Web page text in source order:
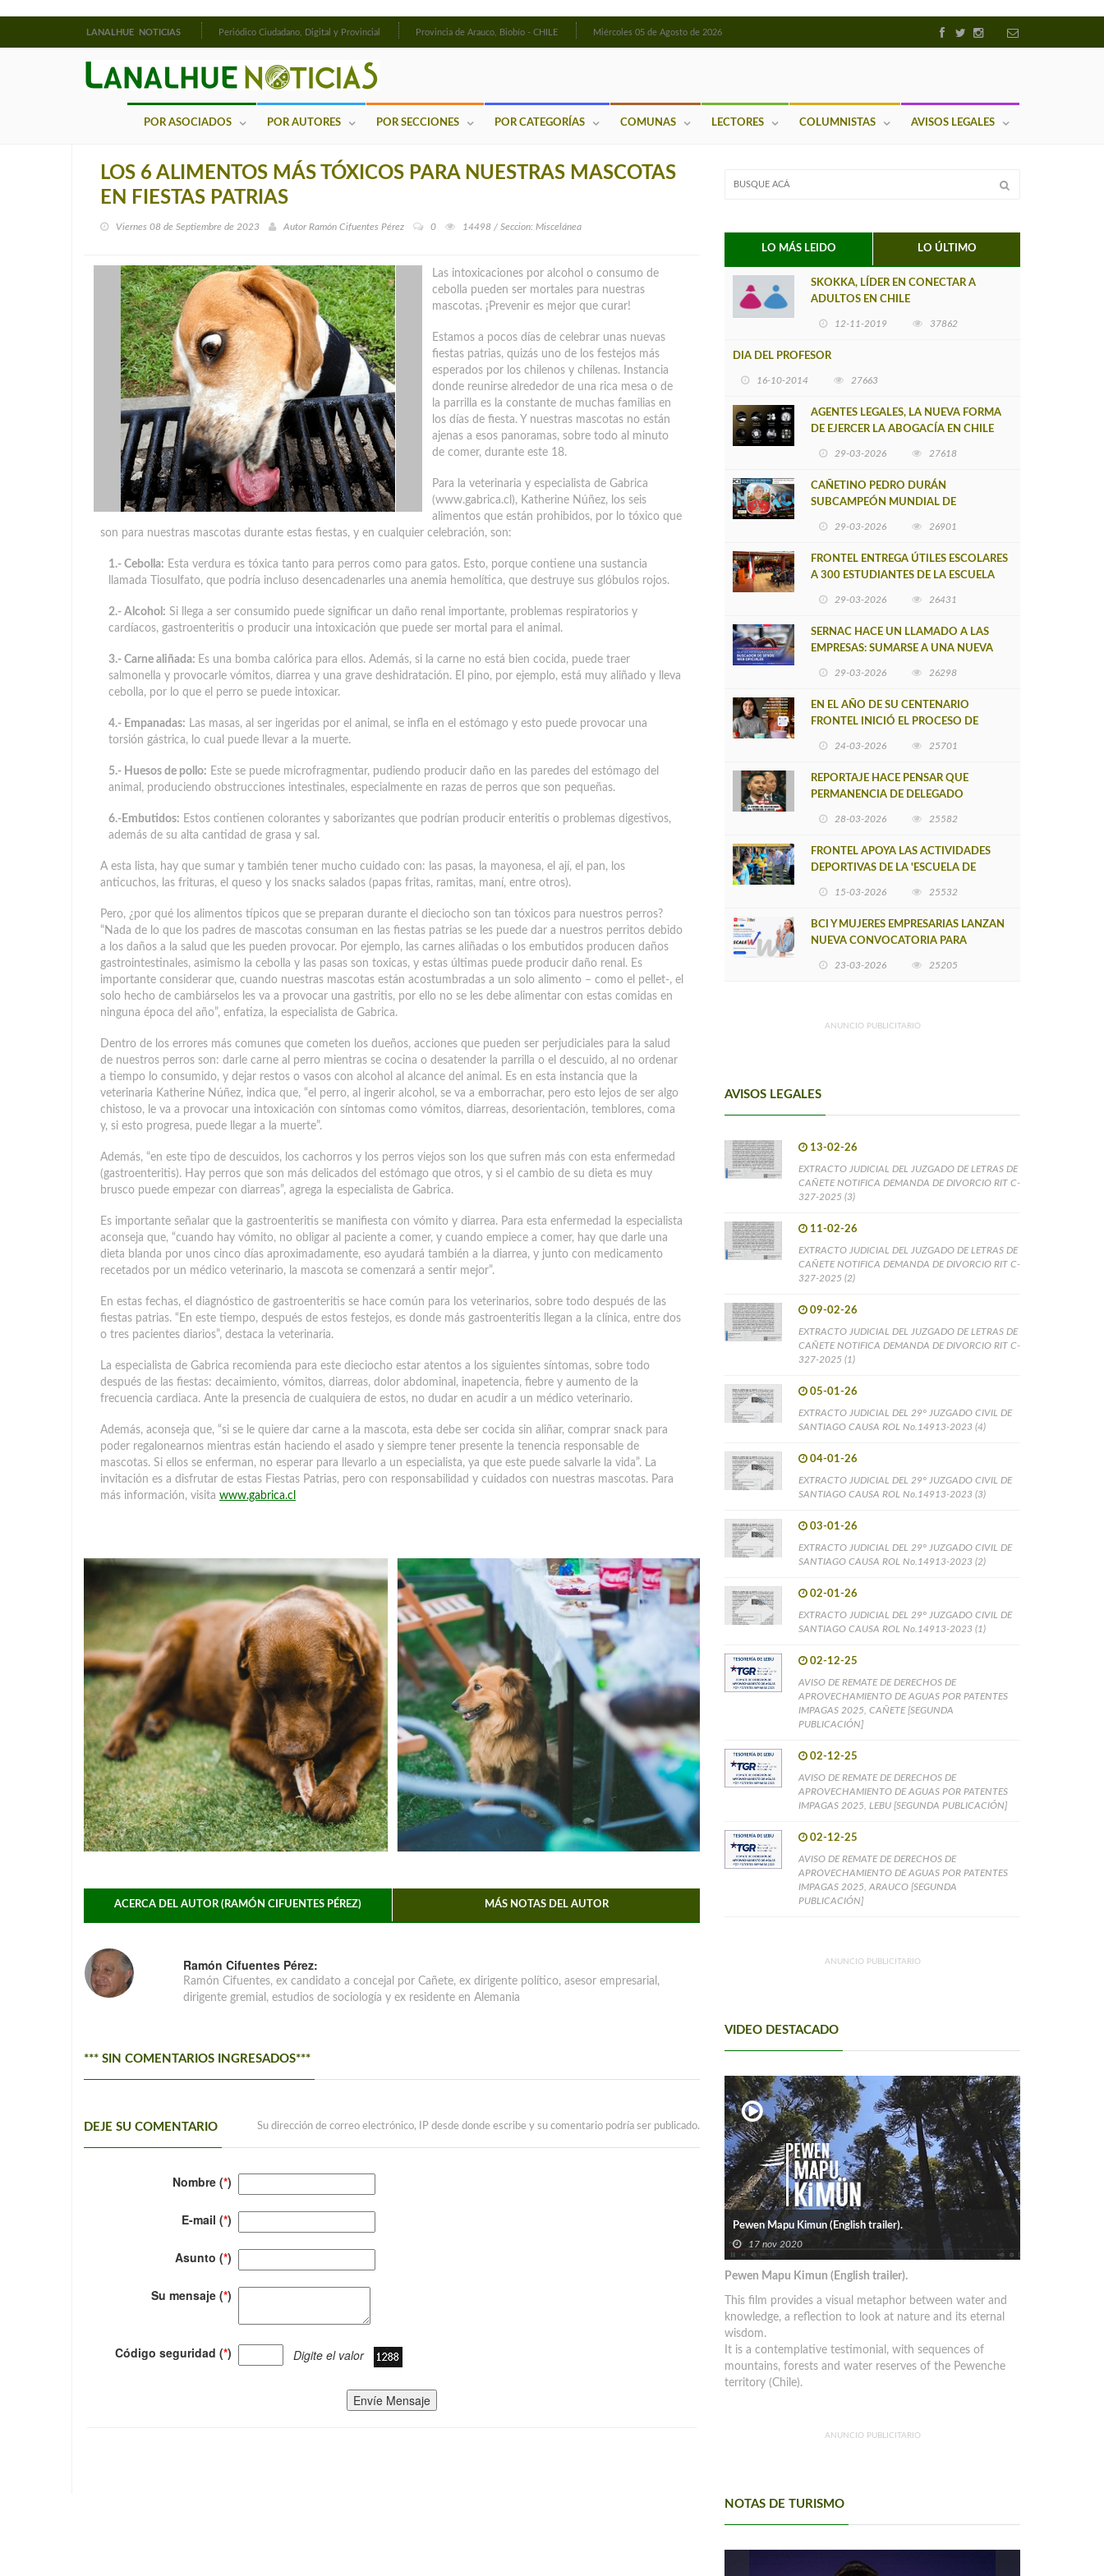
LANALHUE NOTICIAS Periódico Ciudadano, Digital y Provincial Provincia de Arauco, Biobío - CHILE Miércoles 05 de Agosto de 2026
POR ASOCIADOS POR AUTORES POR SECCIONES POR CATEGORÍAS COMUNAS LECTORES COLUMNISTAS AVISOS LEGALES
LOS 6 ALIMENTOS MÁS TÓXICOS PARA NUESTRAS MASCOTAS
EN FIESTAS PATRIAS
Viernes 08 de Septiembre de 2023 Autor Ramón Cifuentes Pérez 0 14498 / Seccion: Miscelánea
Las intoxicaciones por alcohol o consumo de
cebolla pueden ser mortales para nuestras
mascotas. ¡Prevenir es mejor que curar!
Estamos a pocos días de celebrar unas nuevas
fiestas patrias, quizás uno de los festejos más
esperados por los chilenos y chilenas. Instancia
donde reunirse alrededor de una rica mesa o de
la parrilla es la constante de muchas familias en
los días de fiesta. Y nuestras mascotas no están
ajenas a esos panoramas, sobre todo al minuto
de comer, durante este 18.
Para la veterinaria y especialista de Gabrica
(www.gabrica.cl), Katherine Núñez, los seis
alimentos que están prohibidos, por lo tóxico que
son para nuestras mascotas durante estas fiestas, y en cualquier celebración, son:
1.- Cebolla: Esta verdura es tóxica tanto para perros como para gatos. Esto, porque contiene una sustancia
llamada Tiosulfato, que podría incluso desencadenarles una anemia hemolítica, que destruye sus glóbulos rojos.
2.- Alcohol: Si llega a ser consumido puede significar un daño renal importante, problemas respiratorios y
cardíacos, gastroenteritis o producir una intoxicación que puede ser mortal para el animal.
3.- Carne aliñada: Es una bomba calórica para ellos. Además, si la carne no está bien cocida, puede traer
salmonella y provocarle vómitos, diarrea y una grave deshidratación. El pino, por ejemplo, está muy aliñado y lleva
cebolla, por lo que el perro se puede intoxicar.
4.- Empanadas: Las masas, al ser ingeridas por el animal, se infla en el estómago y esto puede provocar una
torsión gástrica, lo cual puede llevar a la muerte.
5.- Huesos de pollo: Este se puede microfragmentar, pudiendo producir daño en las paredes del estómago del
animal, produciendo obstrucciones intestinales, especialmente en razas de perros que son pequeñas.
6.-Embutidos: Estos contienen colorantes y saborizantes que podrían producir enteritis o problemas digestivos,
además de su alta cantidad de grasa y sal.
A esta lista, hay que sumar y también tener mucho cuidado con: las pasas, la mayonesa, el ají, el pan, los
anticuchos, las frituras, el queso y los snacks salados (papas fritas, ramitas, maní, entre otros).
Pero, ¿por qué los alimentos típicos que se preparan durante el dieciocho son tan tóxicos para nuestros perros?
“Nada de lo que los padres de mascotas consuman en las fiestas patrias se les puede dar a nuestros perritos debido
a los daños a la salud que les pueden provocar. Por ejemplo, las carnes aliñadas o los embutidos producen daños
gastrointestinales, asimismo la cebolla y las pasas son toxicas, y estas últimas puede producir daño renal. Es
importante considerar que, cuando nuestras mascotas están acostumbradas a un solo alimento – como el pellet-, el
solo hecho de cambiárselos les va a provocar una gastritis, por ello no se les debe alimentar con estas comidas en
ninguna época del año”, enfatiza, la especialista de Gabrica.
Dentro de los errores más comunes que cometen los dueños, acciones que pueden ser perjudiciales para la salud
de nuestros perros son: darle carne al perro mientras se cocina o desatender la parrilla o el descuido, al no ordenar
a tiempo lo consumido, y dejar restos o vasos con alcohol al alcance del animal. Es en esta instancia que la
veterinaria Katherine Núñez, indica que, “el perro, al ingerir alcohol, se va a emborrachar, pero esto lejos de ser algo
chistoso, le va a provocar una intoxicación con síntomas como vómitos, diarreas, desorientación, temblores, coma
y, si esto progresa, puede llegar a la muerte”.
Además, “en este tipo de descuidos, los cachorros y los perros viejos son los que sufren más con esta enfermedad
(gastroenteritis). Hay perros que son más delicados del estómago que otros, y si el cambio de su dieta es muy
brusco puede empezar con diarreas”, agrega la especialista de Gabrica.
Es importante señalar que la gastroenteritis se manifiesta con vómito y diarrea. Para esta enfermedad la especialista
aconseja que, “cuando hay vómito, no obligar al paciente a comer, y cuando empiece a comer, hay que darle una
dieta blanda por unos cinco días aproximadamente, eso ayudará también a la diarrea, y junto con medicamento
recetados por un médico veterinario, la mascota se comenzará a sentir mejor”.
En estas fechas, el diagnóstico de gastroenteritis se hace común para los veterinarios, sobre todo después de las
fiestas patrias. “En este tiempo, después de estos festejos, es donde más gastroenteritis llegan a la clínica, entre dos
o tres pacientes diarios”, destaca la veterinaria.
La especialista de Gabrica recomienda para este dieciocho estar atentos a los siguientes síntomas, sobre todo
después de las fiestas: decaimiento, vómitos, diarreas, dolor abdominal, inapetencia, fiebre y aumento de la
frecuencia cardiaca. Ante la presencia de cualquiera de estos, no dudar en acudir a un médico veterinario.
Además, aconseja que, “si se le quiere dar carne a la mascota, esta debe ser cocida sin aliñar, comprar snack para
poder regalonearnos mientras están haciendo el asado y siempre tener presente la tenencia responsable de
mascotas. Si ellos se enferman, no esperar para llevarlo a un especialista, ya que este puede salvarle la vida”. La
invitación es a disfrutar de estas Fiestas Patrias, pero con responsabilidad y cuidados con nuestras mascotas. Para
más información, visita www.gabrica.cl
ACERCA DEL AUTOR (RAMÓN CIFUENTES PÉREZ) MÁS NOTAS DEL AUTOR
Ramón Cifuentes Pérez:
Ramón Cifuentes, ex candidato a concejal por Cañete, ex dirigente político, asesor empresarial,
dirigente gremial, estudios de sociología y ex residente en Alemania
*** SIN COMENTARIOS INGRESADOS***
DEJE SU COMENTARIO Su dirección de correo electrónico, IP desde donde escribe y su comentario podría ser publicado.
Nombre (*)
E-mail (*)
Asunto (*)
Su mensaje (*)
Código seguridad (*) Digite el valor
Envíe Mensaje
LO MÁS LEIDO LO ÚLTIMO
SKOKKA, LÍDER EN CONECTAR A
ADULTOS EN CHILE
12-11-2019 37862
DIA DEL PROFESOR
16-10-2014 27663
AGENTES LEGALES, LA NUEVA FORMA
DE EJERCER LA ABOGACÍA EN CHILE
29-03-2026 27618
CAÑETINO PEDRO DURÁN
SUBCAMPEÓN MUNDIAL DE
29-03-2026 26901
FRONTEL ENTREGA ÚTILES ESCOLARES
A 300 ESTUDIANTES DE LA ESCUELA
29-03-2026 26431
SERNAC HACE UN LLAMADO A LAS
EMPRESAS: SUMARSE A UNA NUEVA
29-03-2026 26298
EN EL AÑO DE SU CENTENARIO
FRONTEL INICIÓ EL PROCESO DE
24-03-2026 25701
REPORTAJE HACE PENSAR QUE
PERMANENCIA DE DELEGADO
28-03-2026 25582
FRONTEL APOYA LAS ACTIVIDADES
DEPORTIVAS DE LA 'ESCUELA DE
15-03-2026 25532
BCI Y MUJERES EMPRESARIAS LANZAN
NUEVA CONVOCATORIA PARA
23-03-2026 25205
ANUNCIO PUBLICITARIO
AVISOS LEGALES
13-02-26
EXTRACTO JUDICIAL DEL JUZGADO DE LETRAS DE
CAÑETE NOTIFICA DEMANDA DE DIVORCIO RIT C-
327-2025 (3)
11-02-26
EXTRACTO JUDICIAL DEL JUZGADO DE LETRAS DE
CAÑETE NOTIFICA DEMANDA DE DIVORCIO RIT C-
327-2025 (2)
09-02-26
EXTRACTO JUDICIAL DEL JUZGADO DE LETRAS DE
CAÑETE NOTIFICA DEMANDA DE DIVORCIO RIT C-
327-2025 (1)
05-01-26
EXTRACTO JUDICIAL DEL 29° JUZGADO CIVIL DE
SANTIAGO CAUSA ROL No.14913-2023 (4)
04-01-26
EXTRACTO JUDICIAL DEL 29° JUZGADO CIVIL DE
SANTIAGO CAUSA ROL No.14913-2023 (3)
03-01-26
EXTRACTO JUDICIAL DEL 29° JUZGADO CIVIL DE
SANTIAGO CAUSA ROL No.14913-2023 (2)
02-01-26
EXTRACTO JUDICIAL DEL 29° JUZGADO CIVIL DE
SANTIAGO CAUSA ROL No.14913-2023 (1)
02-12-25
AVISO DE REMATE DE DERECHOS DE
APROVECHAMIENTO DE AGUAS POR PATENTES
IMPAGAS 2025, CAÑETE [SEGUNDA
PUBLICACIÓN]
02-12-25
AVISO DE REMATE DE DERECHOS DE
APROVECHAMIENTO DE AGUAS POR PATENTES
IMPAGAS 2025, LEBU [SEGUNDA PUBLICACIÓN]
02-12-25
AVISO DE REMATE DE DERECHOS DE
APROVECHAMIENTO DE AGUAS POR PATENTES
IMPAGAS 2025, ARAUCO [SEGUNDA
PUBLICACIÓN]
ANUNCIO PUBLICITARIO
VIDEO DESTACADO
Pewen Mapu Kimun (English trailer).
17 nov 2020
Pewen Mapu Kimun (English trailer).
This film provides a visual metaphor between water and
knowledge, a reflection to look at nature and its eternal
wisdom.
It is a contemplative testimonial, with sequences of
mountains, forests and water reserves of the Pewenche
territory (Chile).
ANUNCIO PUBLICITARIO
NOTAS DE TURISMO